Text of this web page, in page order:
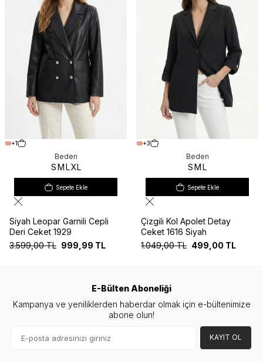
+1
Beden
SMLXL
Sepete Ekle
Siyah Leopar Garnili Cepli
Deri Ceket 1929
3.599,00TL 999,99 TL
+3
Beden
SML
Sepete Ekle
Çizgili Kol Apolet Detay
Ceket 1616 Siyah
1.049,00TL 499,00 TL
E-Bülten Aboneliği
Kampanya ve yeniliklerden haberdar olmak için e-bültenimize
abone olun!
KAYIT OL